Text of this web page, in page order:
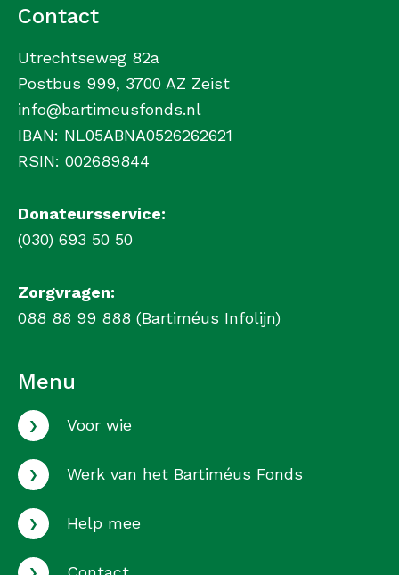
Contact
Utrechtseweg 82a
Postbus 999, 3700 AZ Zeist
info@bartimeusfonds.nl
IBAN: NL05ABNA0526262621
RSIN: 002689844
Donateursservice:
(030) 693 50 50
Zorgvragen:
088 88 99 888 (Bartiméus Infolijn)
Menu
› Voor wie
› Werk van het Bartiméus Fonds
› Help mee